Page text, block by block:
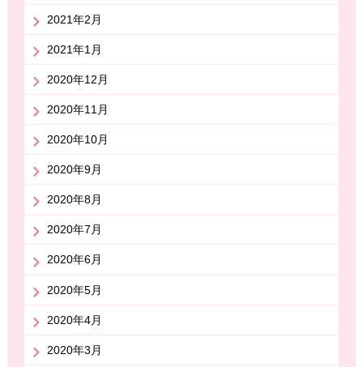
2021年2月
2021年1月
2020年12月
2020年11月
2020年10月
2020年9月
2020年8月
2020年7月
2020年6月
2020年5月
2020年4月
2020年3月